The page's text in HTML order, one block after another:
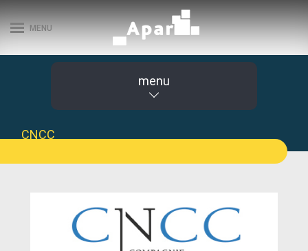
MENU
menu
CNCC